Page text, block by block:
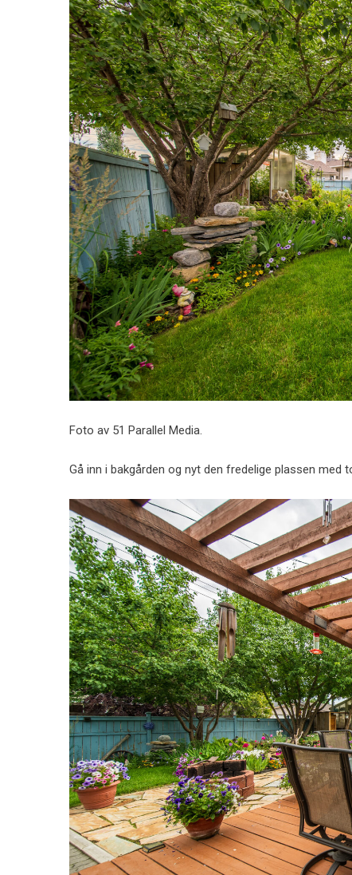
Foto av 51 Parallel Media.
Gå inn i bakgården og nyt den fredelige plassen med